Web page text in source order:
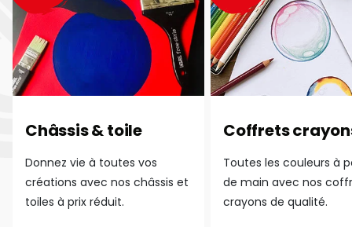
Châssis & toile
Donnez vie à toutes vos
créations avec nos châssis et
toiles à prix réduit.
Coffrets
Toutes les couleurs à
de main avec nos
crayons de qualité.